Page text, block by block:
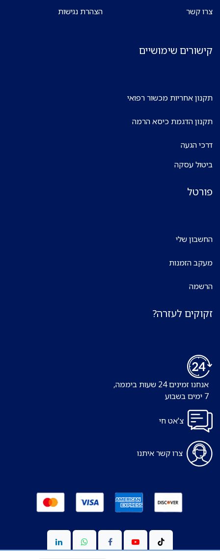
צרו קשר הצהרת נגישות
קישורים שימושיים
תקנון אחריות מכשור רפואי
תקנון הדגמת כיסא הרמה
דרכי הגעה
ביטול עסקה
פורטל
החשבון שלי
מעקב הזמנות
הרשמה
זקוקים לעזרה?
אנחנו זמינים 24 שעות ביממה,
צ'אט חי
צרו קשר איתנו